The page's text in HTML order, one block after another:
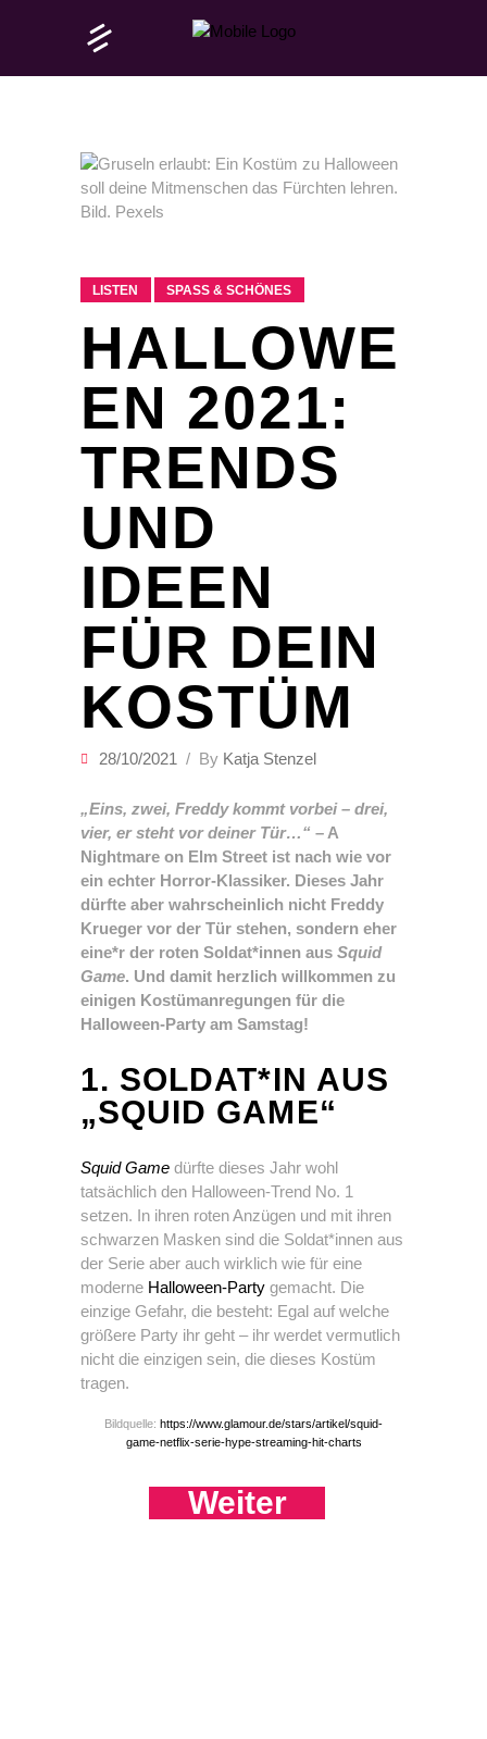
LISTEN SPASS & SCHÖNES
HALLOWE
EN 2021:
TRENDS
UND
IDEEN
FÜR DEIN
KOSTÜM
28/10/2021 By Katja Stenzel
„Eins, zwei, Freddy kommt vorbei – drei,
vier, er steht vor deiner Tür…“ – A
Nightmare on Elm Street ist nach wie vor
ein echter Horror-Klassiker. Dieses Jahr
dürfte aber wahrscheinlich nicht Freddy
Krueger vor der Tür stehen, sondern eher
eine*r der roten Soldat*innen aus Squid
Game. Und damit herzlich willkommen zu
einigen Kostümanregungen für die
Halloween-Party am Samstag!
1. SOLDAT*IN AUS
„SQUID GAME“
Squid Game dürfte dieses Jahr wohl
tatsächlich den Halloween-Trend No. 1
setzen. In ihren roten Anzügen und mit ihren
schwarzen Masken sind die Soldat*innen aus
der Serie aber auch wirklich wie für eine
moderne Halloween-Party gemacht. Die
einzige Gefahr, die besteht: Egal auf welche
größere Party ihr geht – ihr werdet vermutlich
nicht die einzigen sein, die dieses Kostüm
tragen.
Bildquelle: https://www.glamour.de/stars/artikel/squid-
game-netflix-serie-hype-streaming-hit-charts
Weiter